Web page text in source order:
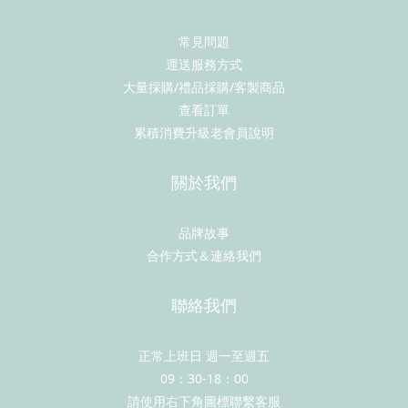
常見問題
運送服務方式
大量採購/禮品採購/客製商品
查看訂單
累積消費升級老會員說明
關於我們
品牌故事
合作方式＆連絡我們
聯絡我們
正常上班日 週一至週五
09：30-18：00
請使用右下角圖標聯繫客服